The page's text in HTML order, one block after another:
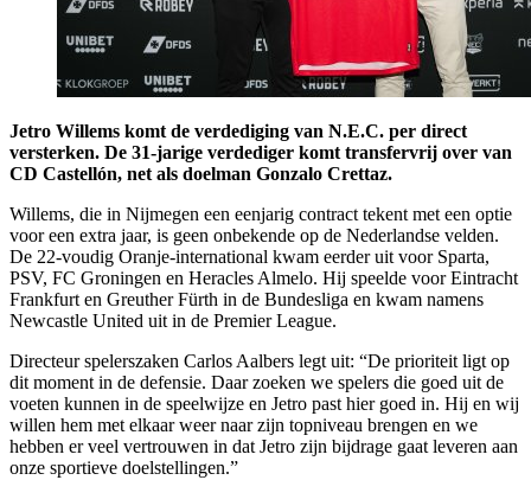
Jetro Willems komt de verdediging van N.E.C. per direct
versterken. De 31-jarige verdediger komt transfervrij over van
CD Castellón, net als doelman Gonzalo Crettaz.
Willems, die in Nijmegen een eenjarig contract tekent met een optie
voor een extra jaar, is geen onbekende op de Nederlandse velden.
De 22-voudig Oranje-international kwam eerder uit voor Sparta,
PSV, FC Groningen en Heracles Almelo. Hij speelde voor Eintracht
Frankfurt en Greuther Fürth in de Bundesliga en kwam namens
Newcastle United uit in de Premier League.
Directeur spelerszaken Carlos Aalbers legt uit: “De prioriteit ligt op
dit moment in de defensie. Daar zoeken we spelers die goed uit de
voeten kunnen in de speelwijze en Jetro past hier goed in. Hij en wij
willen hem met elkaar weer naar zijn topniveau brengen en we
hebben er veel vertrouwen in dat Jetro zijn bijdrage gaat leveren aan
onze sportieve doelstellingen.”